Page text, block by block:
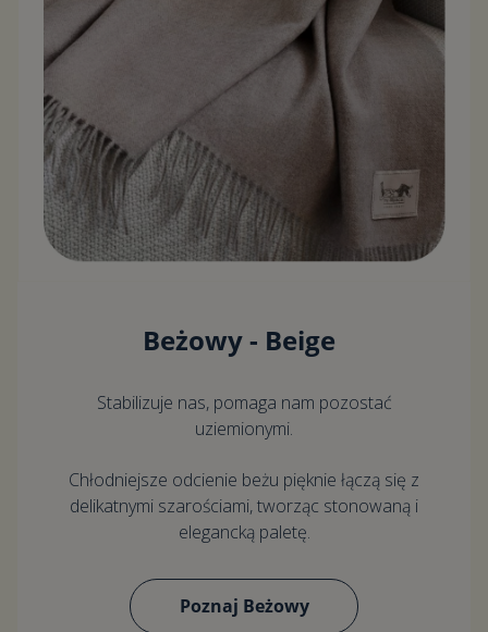
Beżowy - Beige
Stabilizuje nas, pomaga nam pozostać
uziemionymi.
Chłodniejsze odcienie beżu pięknie łączą się z
delikatnymi szarościami, tworząc stonowaną i
elegancką paletę.
Poznaj Beżowy